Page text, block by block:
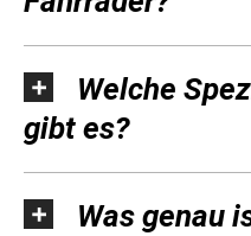
Welche
gibt es?
Was genau